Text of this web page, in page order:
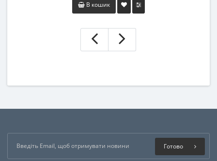
В кошик
Готово